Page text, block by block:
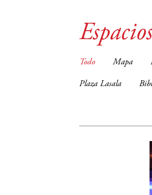
Todo Mapa
Plaza Lasala